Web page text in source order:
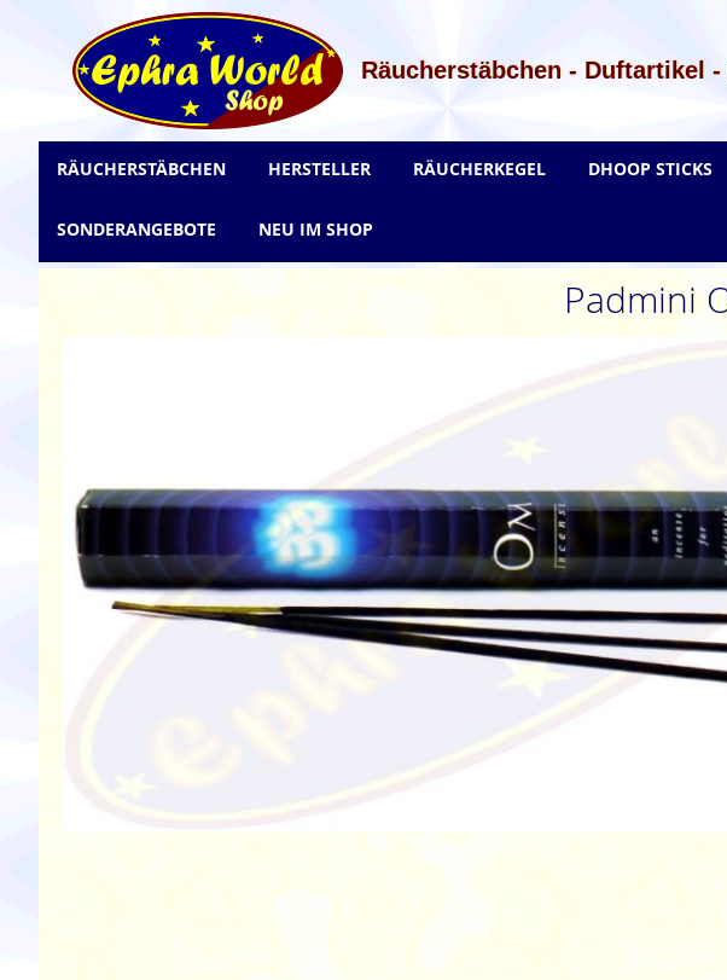
Räucherstäbchen - Duftartikel
Inhalt
springen
Padmini
RÄUCHERSTÄBCHEN HERSTELLER RÄUCHERKEGEL DHOOP STICKS
SONDERANGEBOTE NEU IM SHOP